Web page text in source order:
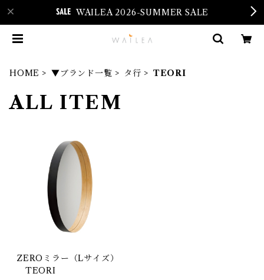
WAILEA 2026-SUMMER SALE
HOME ▼ブランド一覧 タ行 TEORI
ALL ITEM
ZEROミラー（Lサイズ）
TEORI